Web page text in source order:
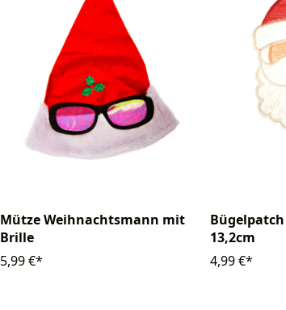
Mütze Weihnachtsmann mit
Brille
5,99 €*
13,2cm
4,99 €*